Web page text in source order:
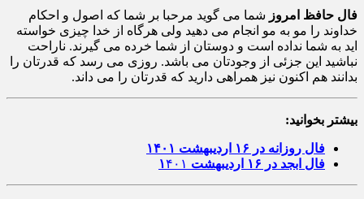
فال حافظ امروز شما می گوید مرحبا بر شما که اصول و احکام
خداوند را مو به مو انجام می دهید ولی هرگاه از خدا چیزی خواسته
اید به شما نداده است و دوستان از شما خرده می گیرند. ناراحت
نباشید این جزئی از وجودتان می باشد. روزی می رسد که قدرتان را
بدانند هم اکنون نیز همراهی دارید که قدرتان را می داند.
بیشتر بخوانید:
فال روزانه در ۱۶ اردیبهشت ۱۴۰۱
فال ابجد در ۱۶ اردیبهشت ۱
۴۰۱